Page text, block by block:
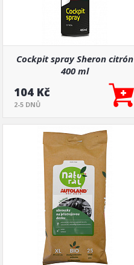
Cockpit spray Sheron citrón
400 ml
104 Kč
2-5 DNŮ